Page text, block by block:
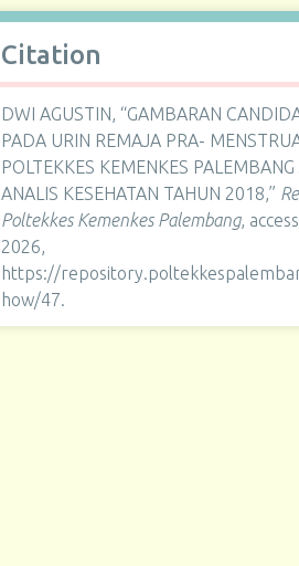
Citation
DWI AGUSTIN, “GAMBARAN
PADA URIN REMAJA PRA-
POLTEKKES KEMENKES
ANALIS KESEHATAN TAHUN 2018,”
Poltekkes Kemenkes Palembang,
2026,
https://
how/47.